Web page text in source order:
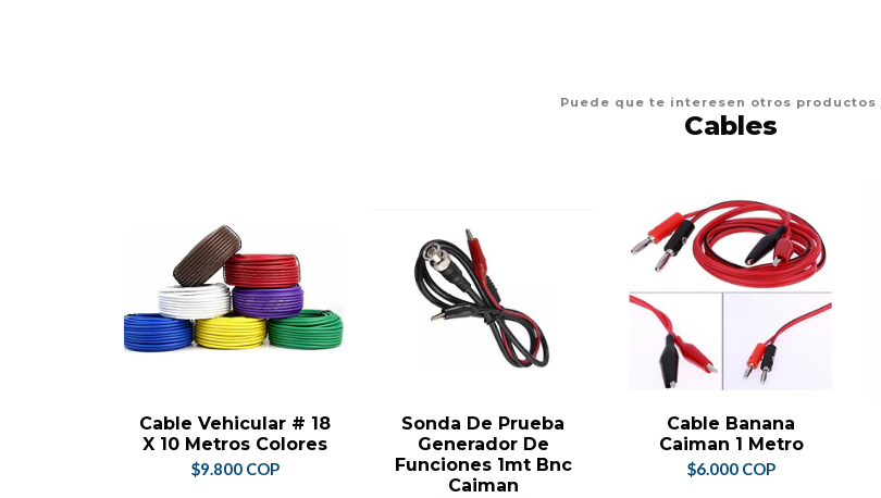
Puede que te interesen otros productos
Cables
Cable Vehicular # 18
X 10 Metros Colores
$9.800 COP
Sonda De Prueba
Generador De
Funciones 1mt Bnc
Caiman
Cable Banana
Caiman 1 Metro
$6.000 COP